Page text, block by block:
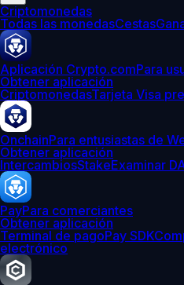
Criptomonedas
Todas las monedasCestas
Aplicación Crypto.comPara
Obtener aplicación
CriptomonedasTarjeta Visa
OnchainPara entusiastas de
Obtener aplicación
IntercambiosStakeExaminar
PayPara comerciantes
Obtener aplicación
Terminal de pagoPay SDK
electrónico